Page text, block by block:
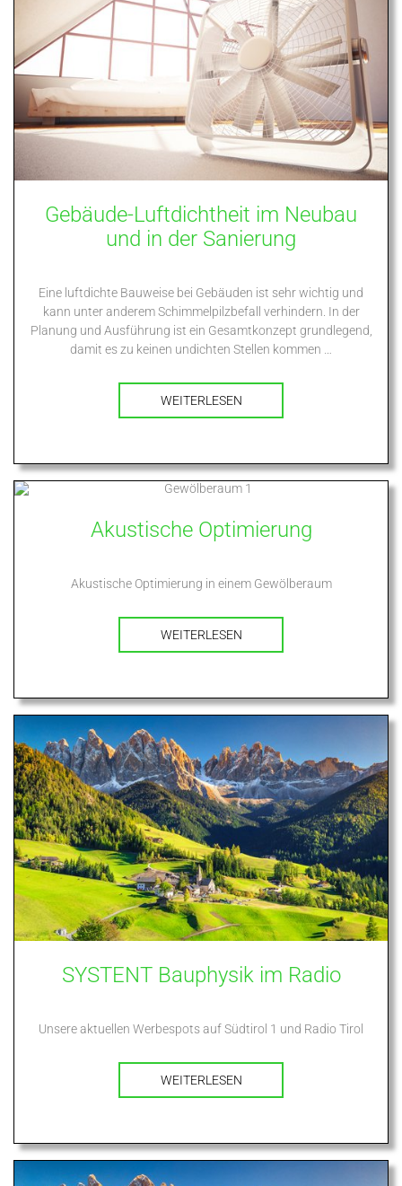
Gebäude-Luftdichtheit im Neubau
und in der Sanierung
Eine luftdichte Bauweise bei Gebäuden ist sehr wichtig und
kann unter anderem Schimmelpilzbefall verhindern. In der
Planung und Ausführung ist ein Gesamtkonzept grundlegend,
damit es zu keinen undichten Stellen kommen …
WEITERLESEN
Akustische Optimierung
Akustische Optimierung in einem Gewölberaum
WEITERLESEN
SYSTENT Bauphysik im Radio
Unsere aktuellen Werbespots auf Südtirol 1 und Radio Tirol
WEITERLESEN